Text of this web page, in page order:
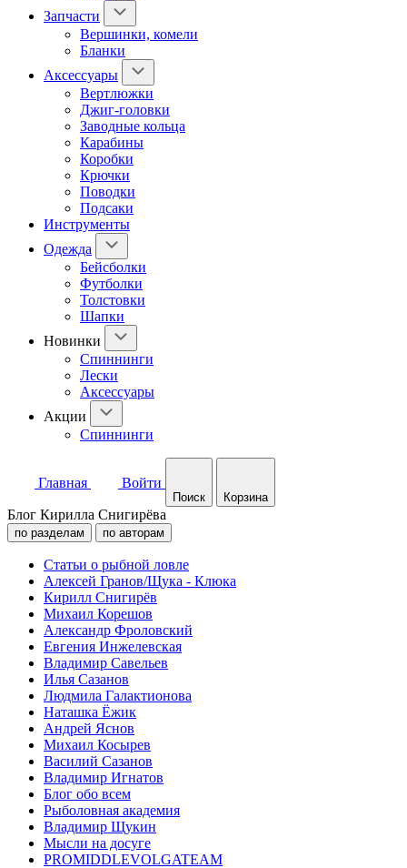
Запчасти
Вершинки, комели
Бланки
Аксессуары
Вертлюжки
Джиг-головки
Заводные кольца
Карабины
Коробки
Крючки
Поводки
Подсаки
Инструменты
Одежда
Бейсболки
Футболки
Толстовки
Шапки
Новинки
Спиннинги
Лески
Аксессуары
Акции
Спиннинги
Главная Войти
Поиск Корзина
Блог Кирилла Снигирёва
по разделам по авторам
Статьи о рыбной ловле
Алексей Гранов/Щука - Клюка
Кирилл Снигирёв
Михаил Корешов
Александр Фроловский
Евгения Инжелевская
Владимир Савельев
Илья Сазанов
Людмила Галактионова
Наташка Ёжик
Андрей Яснов
Михаил Косырев
Василий Сазанов
Владимир Игнатов
Блог обо всем
Рыболовная академия
Владимир Щукин
Мысли на досуге
PROMIDDLEVOLGATEAM